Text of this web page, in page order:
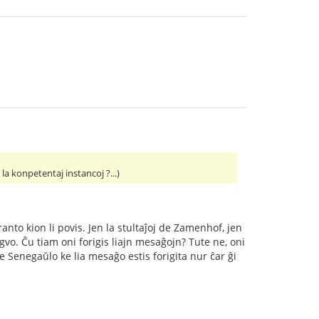
konpetentaj instancoj ?...)
kion li povis. Jen la stultaĵoj de Zamenhof, jen
Ĉu tiam oni forigis liajn mesaĝojn? Tute ne, oni
ke lia mesaĝo estis forigita nur ĉar ĝi